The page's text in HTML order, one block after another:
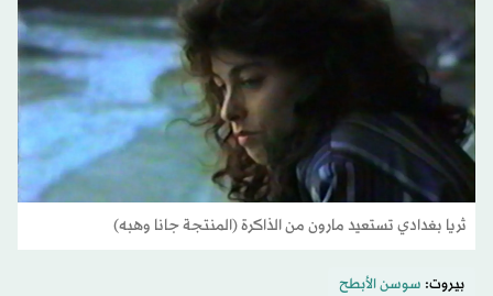
ثريا بغدادي تستعيد مارون من الذاكرة (المنتجة جانا وهبه)
بيروت: سوسن الأبطح